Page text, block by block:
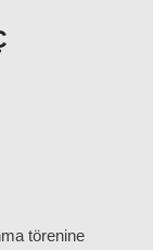
törenine